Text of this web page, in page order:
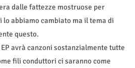
dalle fattezze mostruose per
abbiamo cambiato ma il tema di
questo.
avrà canzoni sostanzialmente tutte
fili conduttori ci saranno come